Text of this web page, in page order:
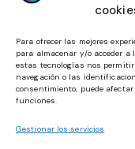
Para ofrecer las mejores
para almacenar y/o acceder
estas tecnologías nos
navegación o las
consentimiento, puede
funciones.
Gestionar los servicios
Diseño Web
Tienda Online
Community Manager